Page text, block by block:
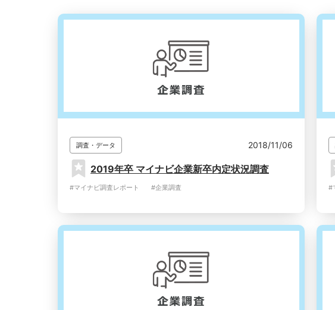
調査・データ 2018/11/06
2019年卒 マイナビ企業新卒内定状況調査
#マイナビ調査レポート #企業調査 #